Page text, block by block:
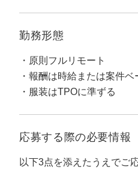
認定パートナー
営業
インターン
勤務形態
原則フルリモート
報酬は時給または案件ベ
服装はTPOに準ずる
応募する際の必要情報
以下3点を添えたうえでご